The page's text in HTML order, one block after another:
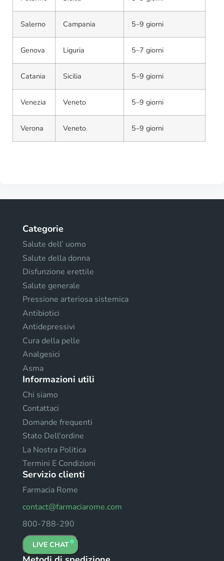
Salerno Campania 5–9 giorni
Genova Liguria 5–7 giorni
Catania Sicilia 5–9 giorni
Venezia Veneto 5–9 giorni
Verona Veneto 5–9 giorni
Categorie
Salute dell’ uomo
Salute della donna
Disfunzione erettile
Salute generale
Pressione arteriosa sistemica
Antibiotici
Antidepressivi
Cura della pelle
Analgesici
Asma
Informazioni utili
Chi siamo
Contattaci
Domande frequenti
Stato Dell'ordine
La Nostra Politica
Termini E Condizioni
Servizio clienti
Farmacia Rome
contact@farmaciarome.com
800-788-290
LIVE CHAT